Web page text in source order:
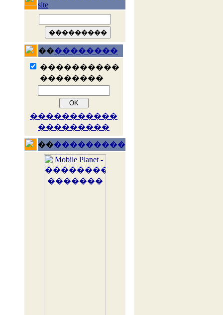
site
����������
����������
��������
�����������
���������
�����������